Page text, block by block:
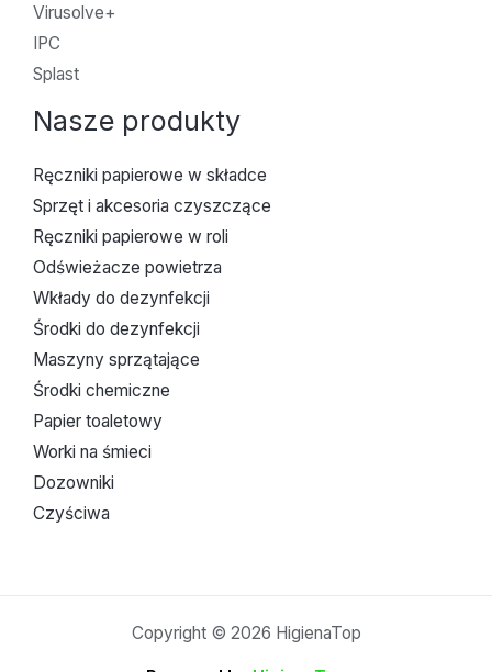
Virusolve+
IPC
Splast
Nasze produkty
Ręczniki papierowe w składce
Sprzęt i akcesoria czyszczące
Ręczniki papierowe w roli
Odświeżacze powietrza
Wkłady do dezynfekcji
Środki do dezynfekcji
Maszyny sprzątające
Środki chemiczne
Papier toaletowy
Worki na śmieci
Dozowniki
Czyściwa
Copyright © 2026 HigienaTop